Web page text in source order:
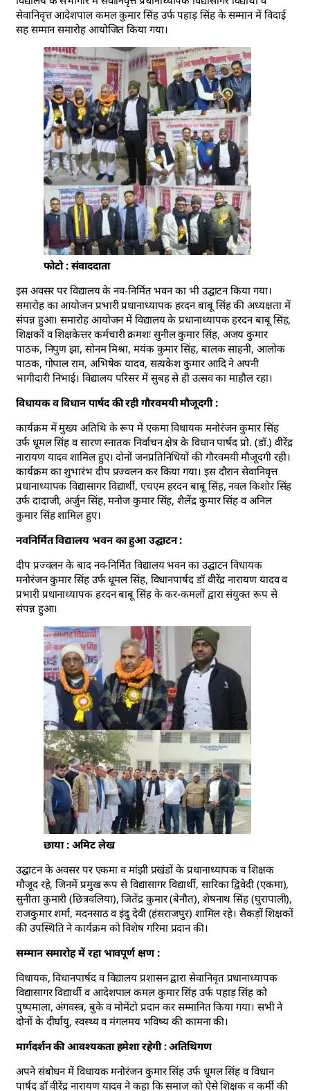
सेवानिवृत्त आदेशपाल कमल कुमार सिंह उर्फ पहाड़ सिंह के सम्मान में विदाई
सह सम्मान समारोह आयोजित किया गया।
फोटो : संवाददाता
इस अवसर पर विद्यालय के नव-निर्मित भवन का भी उद्घाटन किया गया।
समारोह का आयोजन प्रभारी प्रधानाध्यापक हरदन बाबू सिंह की अध्यक्षता में
संपन्न हुआ। समारोह आयोजन में विद्यालय के प्रधानाध्यापक हरदन बाबू सिंह,
शिक्षकों व शिक्षकेत्तर कर्मचारी क्रमशः सुनील कुमार सिंह, अजय कुमार
पाठक, निपुण झा, सोनम मिश्रा, मयंक कुमार सिंह, बालक साहनी, आलोक
पाठक, गोपाल राम, अभिषेक यादव, सत्यकेश कुमार आदि ने अपनी
भागीदारी निभाई। विद्यालय परिसर में सुबह से ही उत्सव का माहौल रहा।
विधायक व विधान पार्षद की रही गौरवमयी मौजूदगी :
कार्यक्रम में मुख्य अतिथि के रूप में एकमा विधायक मनोरंजन कुमार सिंह
उर्फ धूमल सिंह व सारण स्नातक निर्वाचन क्षेत्र के विधान पार्षद प्रो. (डॉ.) वीरेंद्र
नारायण यादव शामिल हुए। दोनों जनप्रतिनिधियों की गौरवमयी मौजूदगी रही।
कार्यक्रम का शुभारंभ दीप प्रज्वलन कर किया गया। इस दौरान सेवानिवृत्त
प्रधानाध्यापक विद्यासागर विद्यार्थी, एचएम हरदन बाबू सिंह, नवल किशोर सिंह
उर्फ दादाजी, अर्जुन सिंह, मनोज कुमार सिंह, शैलेंद्र कुमार सिंह व अनिल
कुमार सिंह शामिल हुए।
नवनिर्मित विद्यालय भवन का हुआ उद्घाटन :
दीप प्रज्वलन के बाद नव-निर्मित विद्यालय भवन का उद्घाटन विधायक
मनोरंजन कुमार सिंह उर्फ धूमल सिंह, विधानपार्षद डॉ वीरेंद्र नारायण यादव व
प्रभारी प्रधानाध्यापक हरदन बाबू सिंह के कर-कमलों द्वारा संयुक्त रूप से
संपन्न हुआ।
छाया : अमिट लेख
उद्घाटन के अवसर पर एकमा व मांझी प्रखंडों के प्रधानाध्यापक व शिक्षक
मौजूद रहे, जिनमें प्रमुख रूप से विद्यासागर विद्यार्थी, सारिका द्विवेदी (एकमा),
सुनीता कुमारी (छित्रवलिया), जितेंद्र कुमार (बेनौत), शेषनाथ सिंह (घुरापाली),
राजकुमार शर्मा, मदनसाठ व इंदु देवी (हंसराजपुर) शामिल रहे। सैकड़ों शिक्षकों
की उपस्थिति ने कार्यक्रम को विशेष गरिमा प्रदान की।
सम्मान समारोह में रहा भावपूर्ण क्षण :
विधायक, विधानपार्षद व विद्यालय प्रशासन द्वारा सेवानिवृत प्रधानाध्यापक
विद्यासागर विद्यार्थी व आदेशपाल कमल कुमार सिंह उर्फ पहाड़ सिंह को
पुष्पमाला, अंगवस्त्र, बुके व मोमेंटो प्रदान कर सम्मानित किया गया। सभी ने
दोनों के दीर्घायु, स्वस्थ्य व मंगलमय भविष्य की कामना की।
मार्गदर्शन की आवश्यकता हमेशा रहेगी : अतिथिगण
अपने संबोधन में विधायक मनोरंजन कुमार सिंह उर्फ धूमल सिंह व विधान
पार्षद डॉ वीरेंद्र नारायण यादव ने कहा कि समाज को ऐसे शिक्षक व कर्मी की